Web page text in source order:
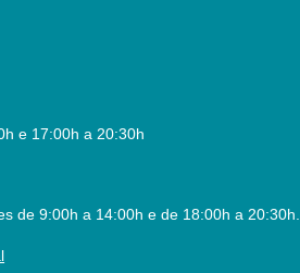
e 17:00h a 20:30h
de 9:00h a 14:00h e de 18:00h a 20:30h.